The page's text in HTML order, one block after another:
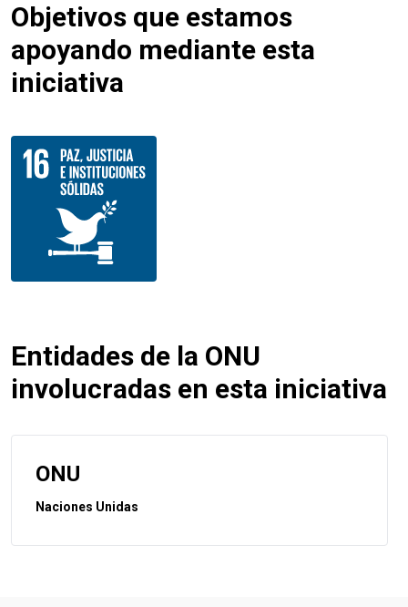
Objetivos que estamos
apoyando mediante esta
iniciativa
Entidades de la ONU
involucradas en esta iniciativa
ONU
Naciones Unidas